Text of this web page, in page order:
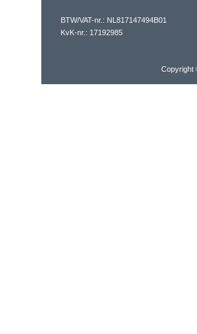
BTW/VAT-nr.: NL817147494B01
KvK-nr.: 17192985
Copyright